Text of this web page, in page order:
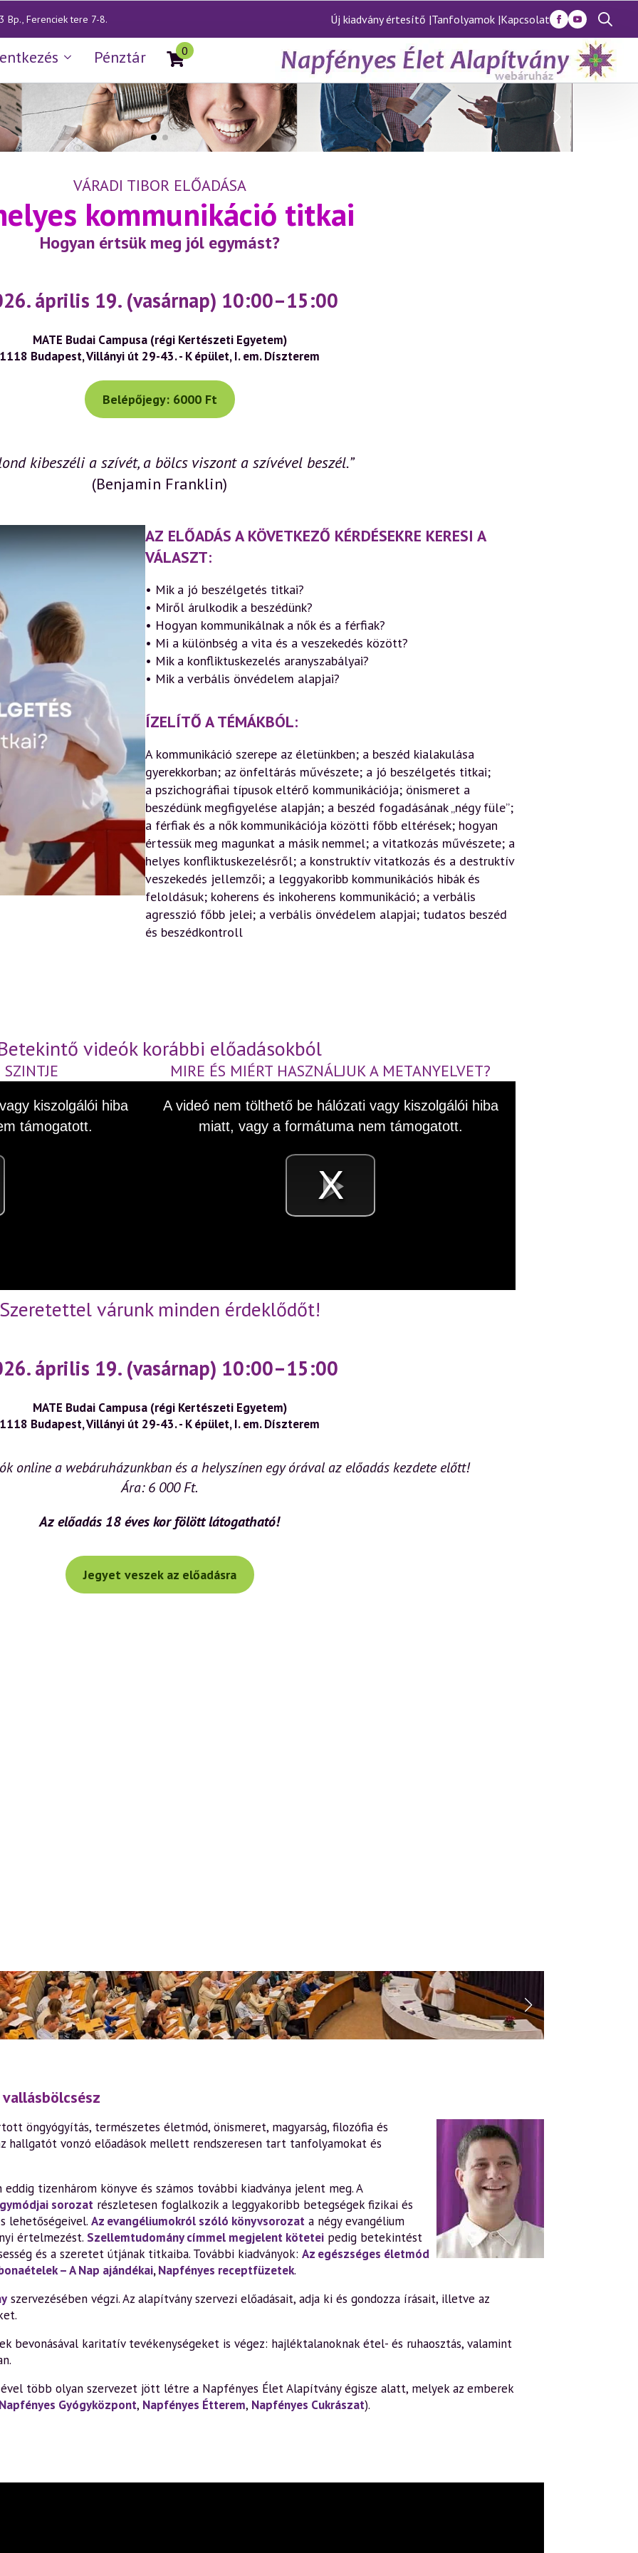
Bp., Ferenciek tere 7-8. Új kiadvány értesítő |Tanfolyamok |Kapcsolat
Search
for:
Pénztár 0
VÁRADI TIBOR ELŐADÁSA
kommunikáció titkai
Hogyan értsük meg jól egymást?
április 19. (vasárnap) 10:00–15:00
MATE Budai Campusa (régi Kertészeti Egyetem)
1118 Budapest, Villányi út 29-43. - K épület, I. em. Díszterem
Belépőjegy: 6000 Ft
kibeszéli a szívét, a bölcs viszont a szívével beszél.”
(Benjamin Franklin)
AZ ELŐADÁS A KÖVETKEZŐ KÉRDÉSEKRE KERESI A
VÁLASZT:
• Mik a jó beszélgetés titkai?
• Miről árulkodik a beszédünk?
• Hogyan kommunikálnak a nők és a férfiak?
• Mi a különbség a vita és a veszekedés között?
• Mik a konfliktuskezelés aranyszabályai?
• Mik a verbális önvédelem alapjai?
ÍZELÍTŐ A TÉMÁKBÓL:
A kommunikáció szerepe az életünkben; a beszéd kialakulása
gyerekkorban; az önfeltárás művészete; a jó beszélgetés titkai;
a pszichográfiai típusok eltérő kommunikációja; önismeret a
beszédünk megfigyelése alapján; a beszéd fogadásának „négy füle”;
a férfiak és a nők kommunikációja közötti főbb eltérések; hogyan
értessük meg magunkat a másik nemmel; a vitatkozás művészete; a
helyes konfliktuskezelésről; a konstruktív vitatkozás és a destruktív
veszekedés jellemzői; a leggyakoribb kommunikációs hibák és
feloldásuk; koherens és inkoherens kommunikáció; a verbális
agresszió főbb jelei; a verbális önvédelem alapjai; tudatos beszéd
és beszédkontroll
videók korábbi előadásokból
kiszolgálói hiba
támogatott.
MIRE ÉS MIÉRT HASZNÁLJUK A METANYELVET?
Videó
lejátszása
A videó nem tölthető be hálózati vagy kiszolgálói hiba
miatt, vagy a formátuma nem támogatott.
várunk minden érdeklődőt!
április 19. (vasárnap) 10:00–15:00
MATE Budai Campusa (régi Kertészeti Egyetem)
1118 Budapest, Villányi út 29-43. - K épület, I. em. Díszterem
online a webáruházunkban és a helyszínen egy órával az előadás kezdete előtt!
Ára: 6 000 Ft.
Az előadás 18 éves kor fölött látogatható!
Jegyet veszek az előadásra
öngyógyítás, természetes életmód, önismeret, magyarság, filozófia és
hallgatót vonzó előadások mellett rendszeresen tart tanfolyamokat és
tizenhárom könyve és számos további kiadványa jelent meg. A
sorozat részletesen foglalkozik a leggyakoribb betegségek fizikai és
lehetőségeivel. Az evangéliumokról szóló könyvsorozat a négy evangélium
értelmezést. Szellemtudomány címmel megjelent kötetei pedig betekintést
és a szeretet útjának titkaiba. További kiadványok: Az egészséges életmód
– A Nap ajándékai,Napfényes receptfüzetek.
szervezésében végzi. Az alapítvány szervezi előadásait, adja ki és gondozza írásait, illetve az
bevonásával karitatív tevékenységeket is végez: hajléktalanoknak étel- és ruhaosztás, valamint
több olyan szervezet jött létre a Napfényes Élet Alapítvány égisze alatt, melyek az emberek
Gyógyközpont, Napfényes Étterem, Napfényes Cukrászat).